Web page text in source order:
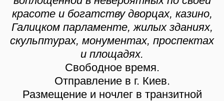
красоте и богатству дворцах, казино,
Галицком парламенте, жилых зданиях,
скульптурах, монументах, проспектах
и площадях.
Свободное время.
Отправление в г. Киев.
Размещение и ночлег в транзитной